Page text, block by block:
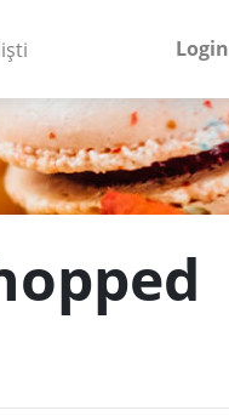
Login